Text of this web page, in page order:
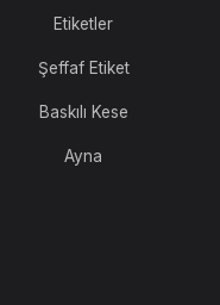
Etiketler
Şeffaf Etiket
Baskılı Kese
Ayna